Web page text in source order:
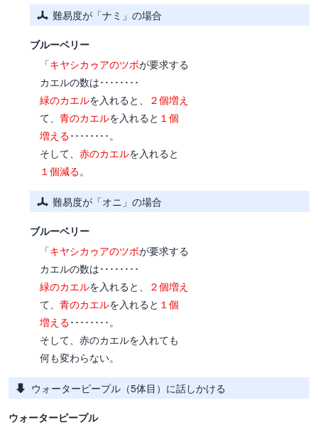
難易度が「ナミ」の場合
ブルーベリー
「キヤシカゥアのツボが要求する
カエルの数は････････
緑のカエルを入れると、
２個増え
て、青のカエルを入れると １個
増える････････。
そして、赤のカエルを入れると
１個減る。
難易度が「オニ」の場合
ブルーベリー
「キヤシカゥアのツボが要求する
カエルの数は････････
緑のカエルを入れると、
２個増え
て、青のカエルを入れると １個
増える････････。
そして、赤のカエルを入れても
何も変わらない。
ウォーターピープル（5体目）に話しかける
ウォーターピープル